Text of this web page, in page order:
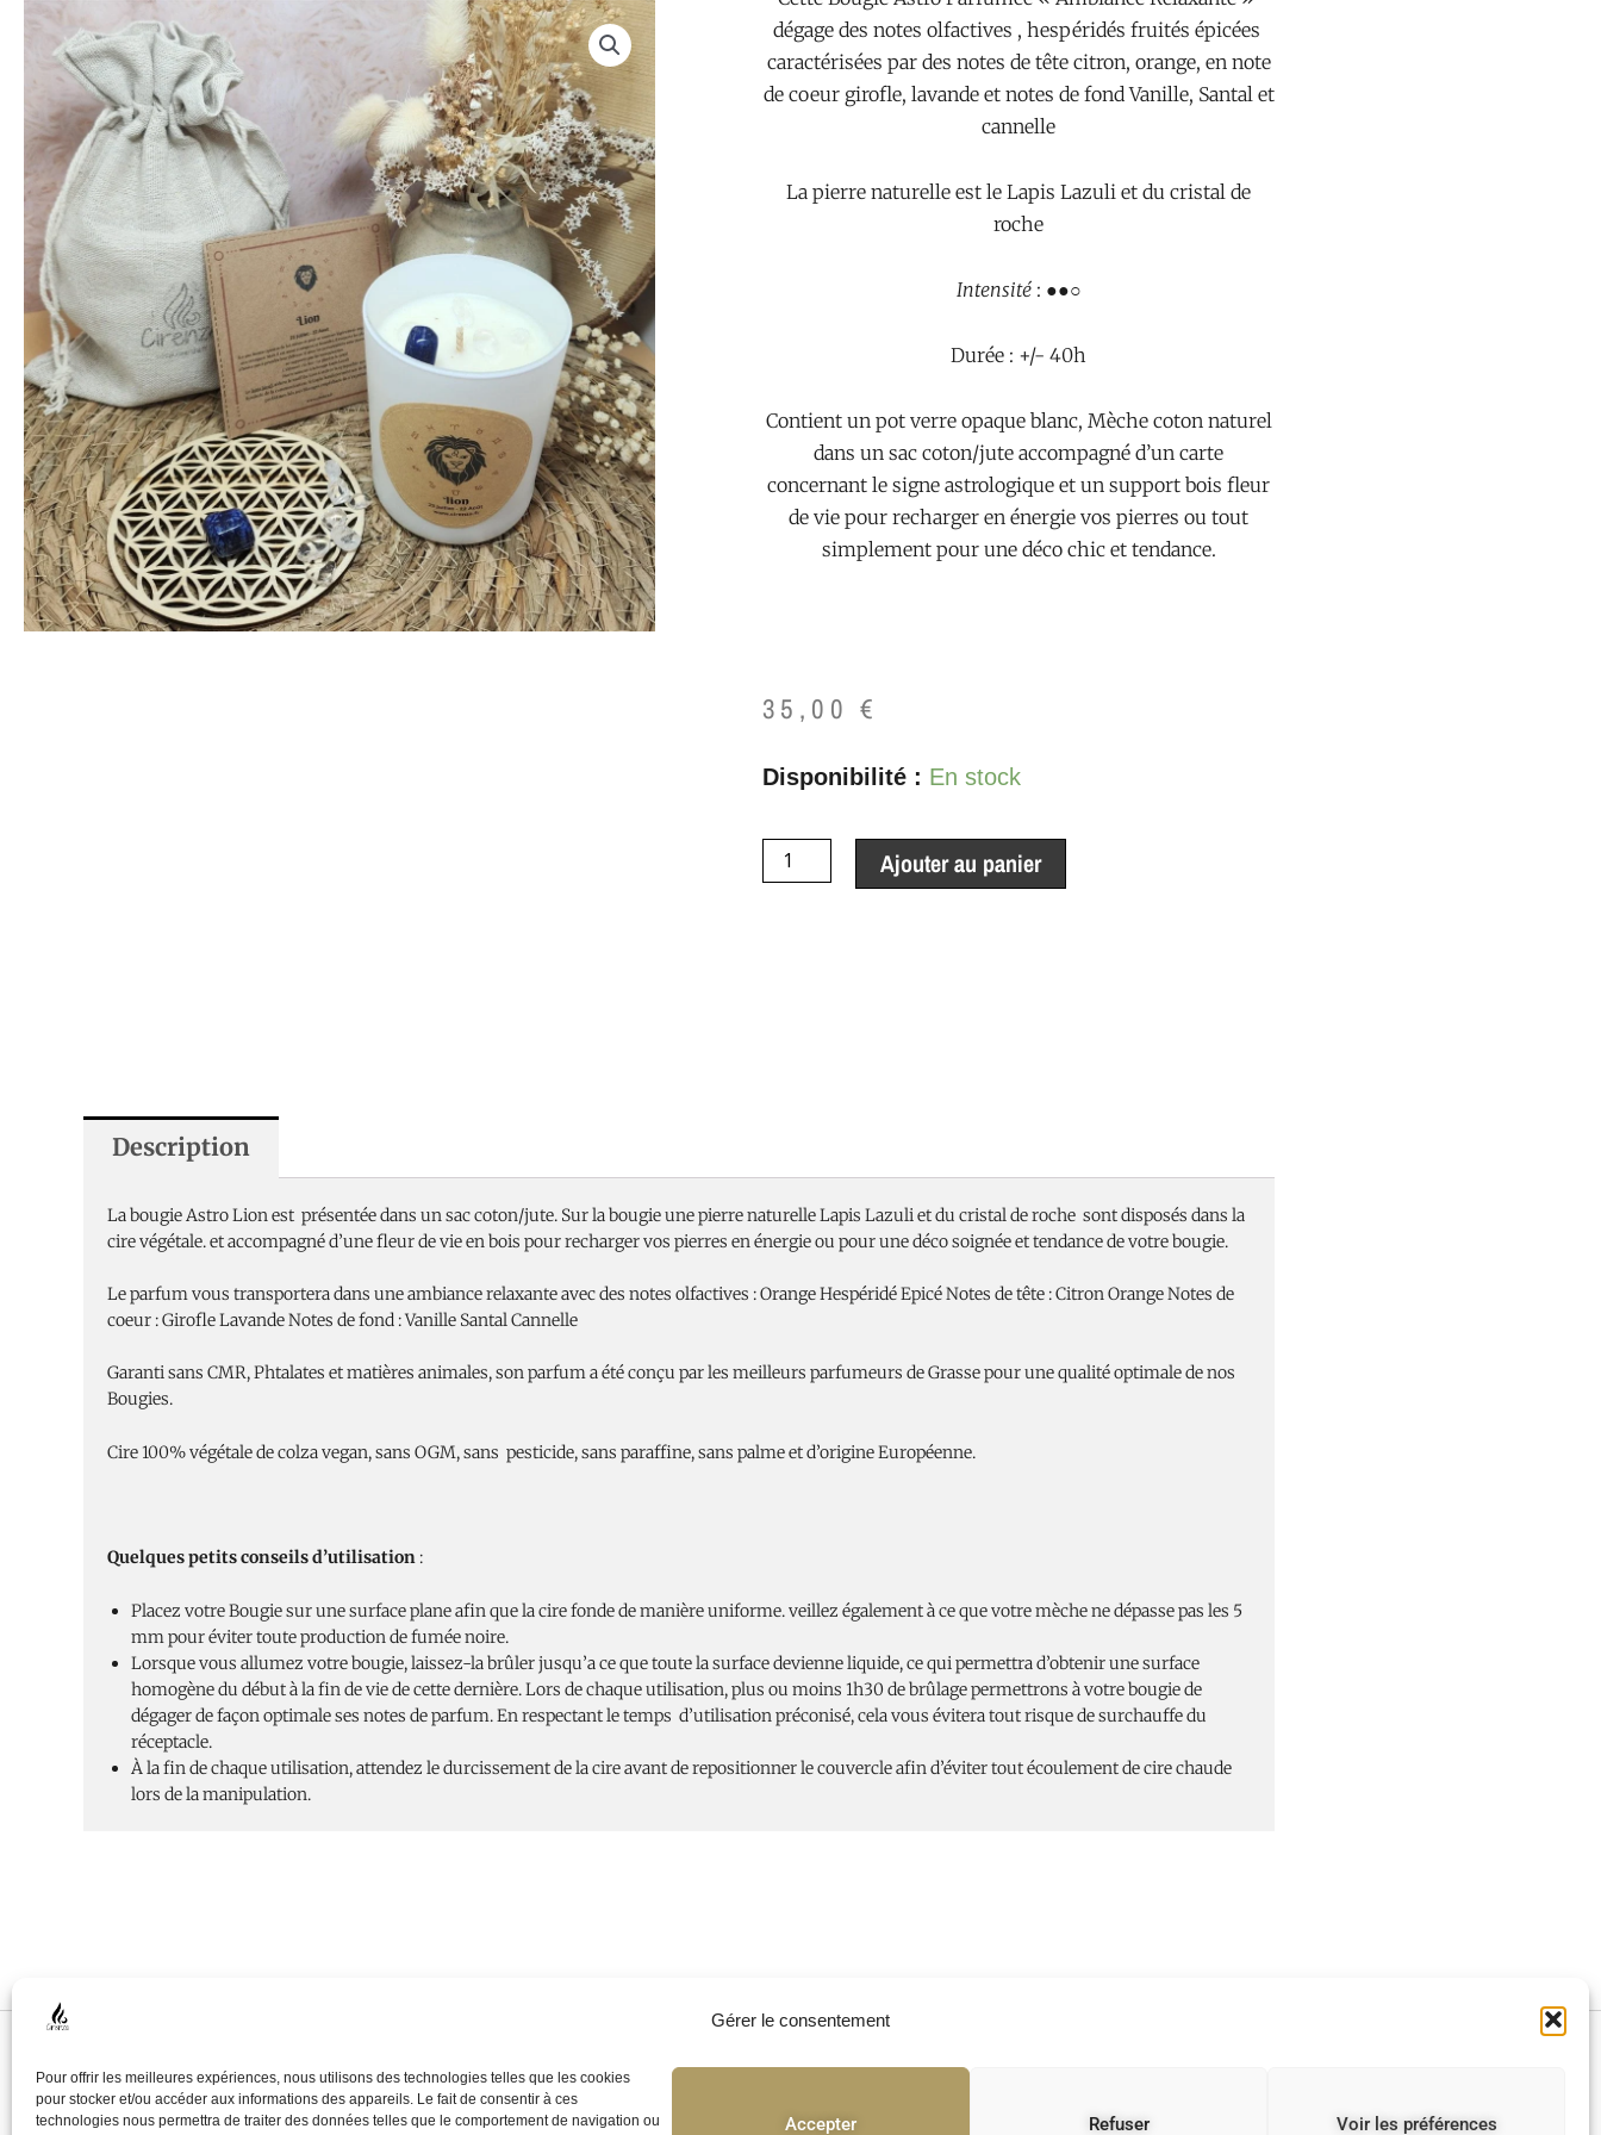
Gérer le consentement
Pour offrir les meilleures expériences, nous utilisons des technologies telles que les cookies
pour stocker et/ou accéder aux informations des appareils. Le fait de consentir à ces
technologies nous permettra de traiter des données telles que le comportement de navigation ou
Accepter Refuser Voir les préférences
dégage des notes olfactives , hespéridés fruités épicées
caractérisées par des notes de tête citron, orange, en note
de coeur girofle, lavande et notes de fond Vanille, Santal et
cannelle
La pierre naturelle est le Lapis Lazuli et du cristal de
roche
Intensité: ●●○
Durée : +/- 40h
Contient un pot verre opaque blanc, Mèche coton naturel
dans un sac coton/jute accompagné d’un carte
concernant le signe astrologique et un support bois fleur
de vie pour recharger en énergie vos pierres ou tout
simplement pour une déco chic et tendance.
35,00€
Disponibilité : En stock
quantité
Bougie
Ajouter au panier
Description
La bougie Astro Lion est présentée dans un sac coton/jute. Sur la bougie une pierre naturelle Lapis Lazuli et du cristal de roche sont disposés dans la
cire végétale. et accompagné d’une fleur de vie en bois pour recharger vos pierres en énergie ou pour une déco soignée et tendance de votre bougie.
Le parfum vous transportera dans une ambiance relaxante avec des notes olfactives : Orange Hespéridé Epicé Notes de tête : Citron Orange Notes de
coeur : Girofle Lavande Notes de fond : Vanille Santal Cannelle
Garanti sans CMR, Phtalates et matières animales, son parfum a été conçu par les meilleurs parfumeurs de Grasse pour une qualité optimale de nos
Bougies.
Cire 100% végétale de colza vegan, sans OGM, sans pesticide, sans paraffine, sans palme et d’origine Européenne.
Quelques petits conseils d’utilisation :
Placez votre Bougie sur une surface plane afin que la cire fonde de manière uniforme. veillez également à ce que votre mèche ne dépasse pas les 5
mm pour éviter toute production de fumée noire.
Lorsque vous allumez votre bougie, laissez-la brûler jusqu’a ce que toute la surface devienne liquide, ce qui permettra d’obtenir une surface
homogène du début à la fin de vie de cette dernière. Lors de chaque utilisation, plus ou moins 1h30 de brûlage permettrons à votre bougie de
dégager de façon optimale ses notes de parfum. En respectant le temps d’utilisation préconisé, cela vous évitera tout risque de surchauffe du
réceptacle.
À la fin de chaque utilisation, attendez le durcissement de la cire avant de repositionner le couvercle afin d’éviter tout écoulement de cire chaude
lors de la manipulation.
© 2025 ⎥ cirenza.fr ⎥ created by KreaVizion Politique de confidentialité CGV
F